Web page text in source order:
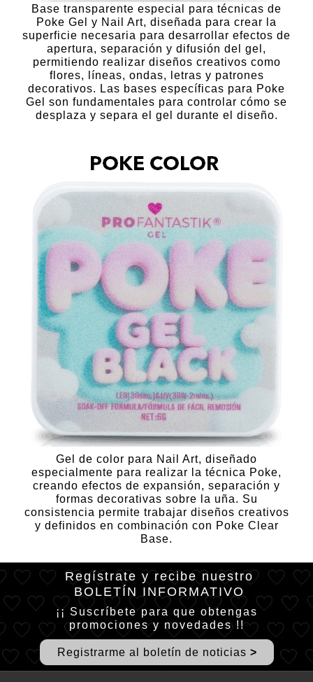
Base transparente especial para técnicas de
Poke Gel y Nail Art, diseñada para crear la
superficie necesaria para desarrollar efectos de
apertura, separación y difusión del gel,
permitiendo realizar diseños creativos como
flores, líneas, ondas, letras y patrones
decorativos. Las bases específicas para Poke
Gel son fundamentales para controlar cómo se
desplaza y separa el gel durante el diseño.
Gel de color para Nail Art, diseñado
especialmente para realizar la técnica Poke,
creando efectos de expansión, separación y
formas decorativas sobre la uña. Su
consistencia permite trabajar diseños creativos
y definidos en combinación con Poke Clear
Base.
Regístrate y recibe nuestro
BOLETÍN INFORMATIVO
¡¡ Suscríbete para que obtengas
promociones y novedades !!
Registrarme al boletín de noticias >